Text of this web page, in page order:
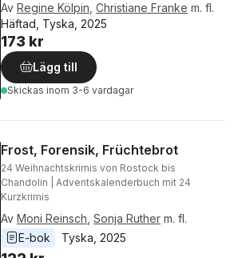
Av Regine Kölpin Christiane Franke m. fl.
Häftad, Tyska, 2025
173 kr
Lägg till
Skickas inom 3-6 vardagar
Frost, Forensik, Früchtebrot
24 Weihnachtskrimis von Rostock bis
Chandolin | Adventskalenderbuch mit 24
Kurzkrimis
Av Moni Reinsch Sonja Ruther m. fl.
E-bok
Tyska 2025